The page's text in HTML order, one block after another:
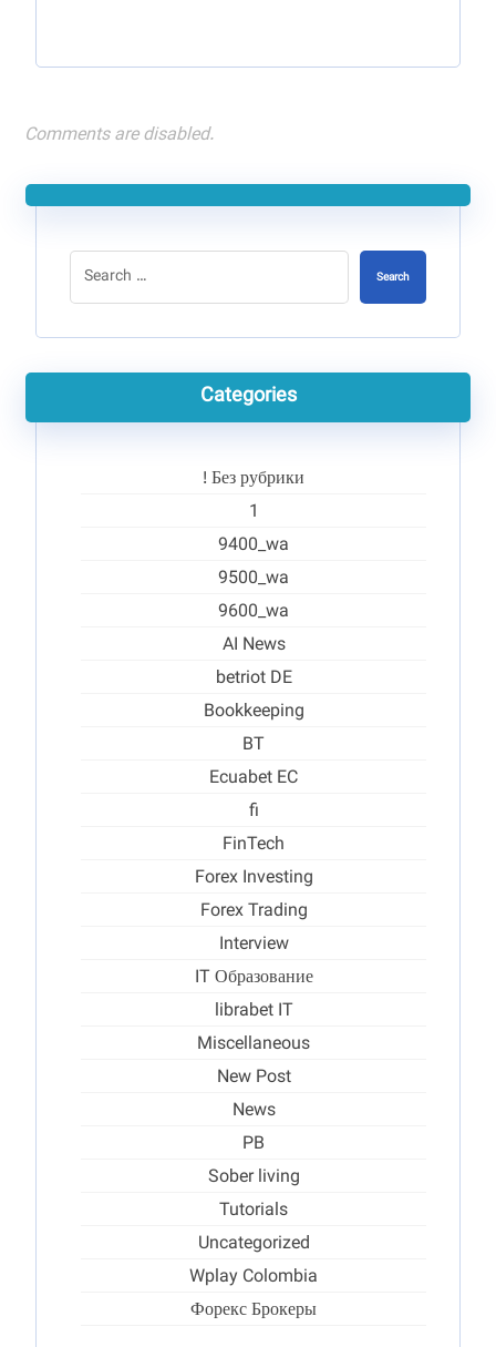
Comments are disabled.
Search
Categories
! Без рубрики
1
9400_wa
9500_wa
9600_wa
AI News
betriot DE
Bookkeeping
BT
Ecuabet EC
fi
FinTech
Forex Investing
Forex Trading
Interview
IT Образование
librabet IT
Miscellaneous
New Post
News
PB
Sober living
Tutorials
Uncategorized
Wplay Colombia
Форекс Брокеры